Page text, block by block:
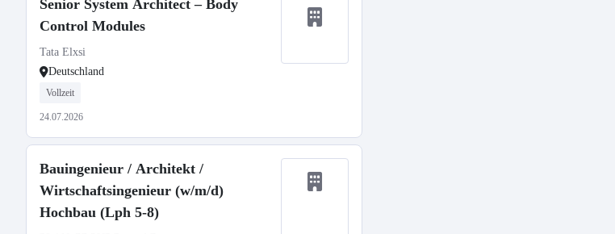
Senior System Architect – Body
Control Modules
Tata Elxsi
Deutschland
Vollzeit
24.07.2026
Bauingenieur / Architekt /
Wirtschaftsingenieur (w/m/d)
Hochbau (Lph 5-8)